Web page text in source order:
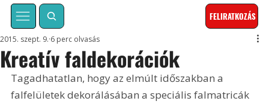
FELIRATKOZÁS
Kreatív faldekorációk
2015. szept. 9. 6 perc olvasás
Tagadhatatlan, hogy az elmúlt időszakban a
falfelületek dekorálásában a speciális falmatricák